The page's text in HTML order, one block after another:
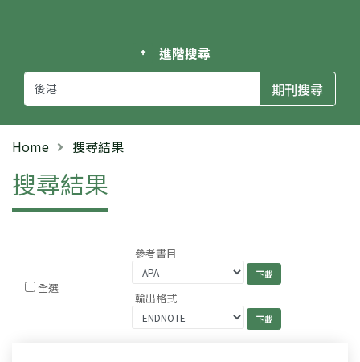
進階搜尋
Home 搜尋結果
搜尋結果
全選
參考書目
輸出格式